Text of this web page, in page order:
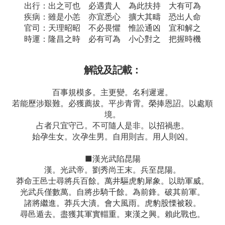
出行：出之可也 必遇貴人 為此扶持 大有可為
疾病：雖是小恙 亦宜悉心 擴大其疇 恐出人命
官司：天理昭昭 不必畏懼 惟訟通凶 宜和解之
時運：隆昌之時 必有可為 小心對之 把握時機
解說及記載：
百事規模多。主更變。名利遲遲。
若能歷涉艱難。必獲薦拔。平步青霄。榮捧恩詔。以處順
境。
占者只宜守己。不可隨人是非。以招禍患。
始孕生女。次孕生男。自用則吉。用人則凶。
■漢光武陷昆陽
漢。光武帝。劉秀尚王末。兵至昆陽。
莽命王邑士尋將兵百餘。萬井驅虎豹犀象。以助軍威。
光武兵僅數萬。自將步騎千餘。為前鋒。破其前軍。
諸將繼進。莽兵大潰。會大風雨。虎豹股慄被殺。
尋邑遁去。盡獲其軍實輜重。東漢之興。賴此戰也。